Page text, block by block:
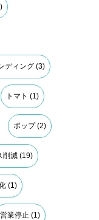
ディング (3)
トマト (1)
ポップ(2)
削減 (19)
(1)
営業停止 (1)